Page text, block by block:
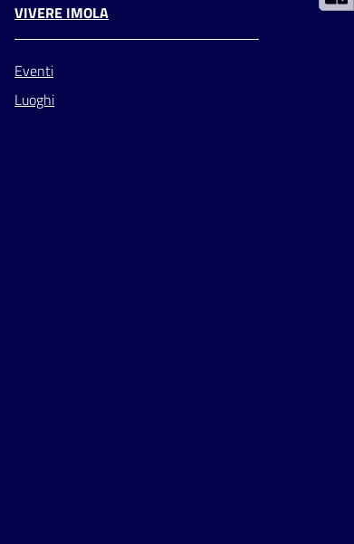
VIVERE IMOLA
Eventi
Luoghi